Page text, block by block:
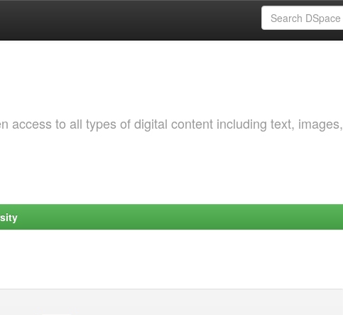
access to all types of digital content including text, images,